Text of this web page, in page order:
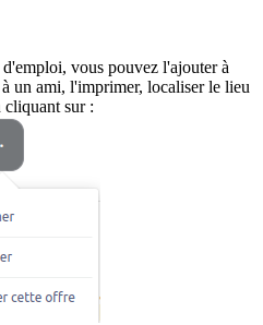
vous pouvez l'ajouter à
un ami, l'imprimer, localiser le lieu
cliquant sur :